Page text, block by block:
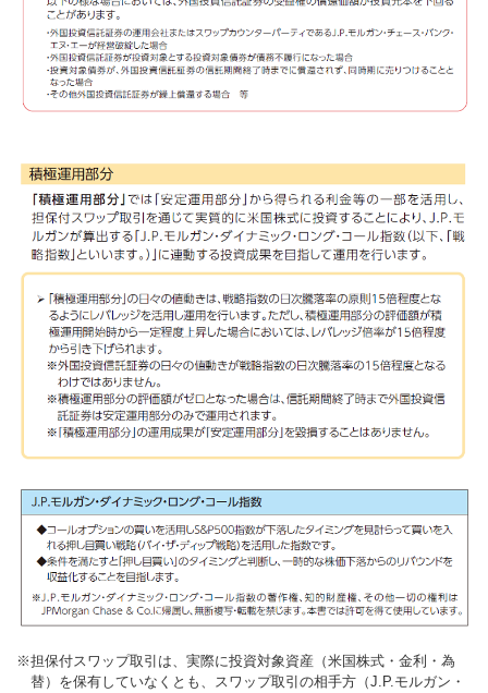
担保付スワップ取引は、実際に投資対象資産（米国株式・金利・為
替）を保有していなくとも、スワップ取引の相手方（J.P.モルガン・